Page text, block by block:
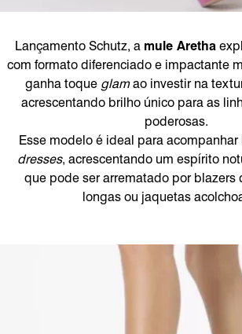
Lançamento Schutz, a mule Aretha
com formato diferenciado e impactante
ganha toque glamao investir na
acrescentando brilho único para as
poderosas.
Esse modelo é ideal para acompanhar
dresses, acrescentando um espírito
que pode ser arrematado por blazers
longas ou jaquetas